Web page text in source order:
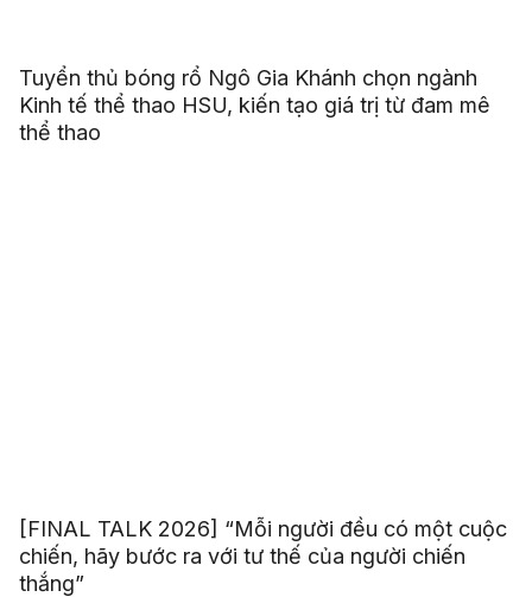
Tuyển thủ bóng rổ Ngô Gia Khánh chọn ngành
Kinh tế thể thao HSU, kiến tạo giá trị từ đam mê
thể thao
[FINAL TALK 2026] “Mỗi người đều có một cuộc
chiến, hãy bước ra với tư thế của người chiến
thắng”